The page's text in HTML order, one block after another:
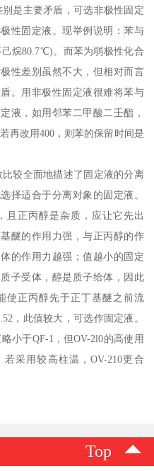
是主要矛盾，可选非极性固定
性固定液。现举例说明：苯与
烷80.7℃)。而苯为弱极性化合
性差别虽然不大，但相对而言
。用非极性固定液很难将苯与
液，如用邻苯二甲酸二壬酯，
再改用400，则苯的保留时间是
较全面地描述了固定液的分离
择适合于分离对象的固定液。
且正丙醇是杂质，应让它先出
醚的作用力强，与正丙醇的作
的作用力越强；值越小的固定
子受体，醇是质子给体，因此
使正丙醇先于正丁基醚之前流
，此值较大，可选作固定液。
小于QF-1，但OV-2l0的高使用
采用较高柱温，OV-210更合
Top